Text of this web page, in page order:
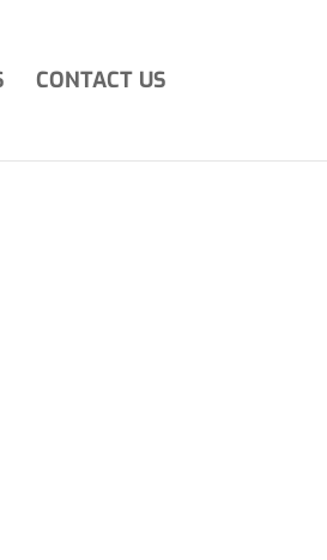
CONTACT US